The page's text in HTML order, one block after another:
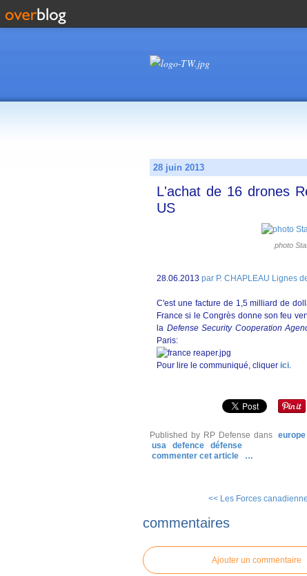
28 juin 2013
L'achat de 16 drones
US
photo
28.06.2013 par P. CHAPLEAU Lignes
C'est une facture de 1,5 milliard de
France si le Congrès donne son feu
la Defense Security Cooperation
Paris:
Pour lire le communiqué, cliquer ici.
Published by RP Defense dans
usa
defence
défense
commenter cet article
…
<< Les Forces
commentaires
Ajouter un commentaire